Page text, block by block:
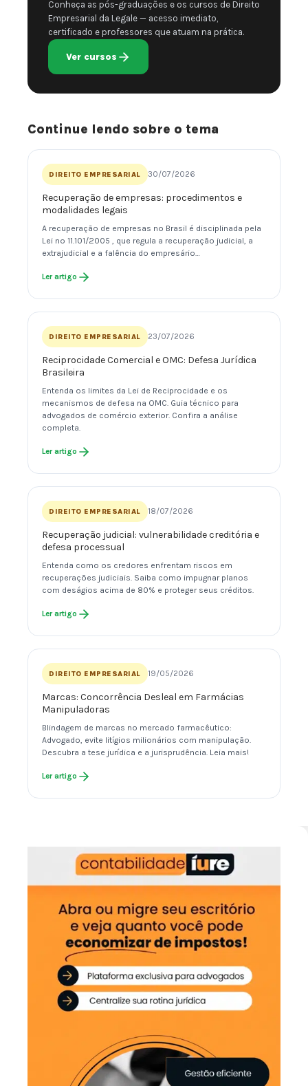
Conheça as pós-graduações e os cursos de Direito
Empresarial da Legale — acesso imediato,
certificado e professores que atuam na prática.
Ver cursos
Continue lendo sobre o tema
DIREITO EMPRESARIAL 30/07/2026
Recuperação de empresas: procedimentos e
modalidades legais
A recuperação de empresas no Brasil é disciplinada pela
Lei nº 11.101/2005 , que regula a recuperação judicial, a
extrajudicial e a falência do empresário…
Ler artigo
DIREITO EMPRESARIAL 23/07/2026
Reciprocidade Comercial e OMC: Defesa Jurídica
Brasileira
Entenda os limites da Lei de Reciprocidade e os
mecanismos de defesa na OMC. Guia técnico para
advogados de comércio exterior. Confira a análise
completa.
Ler artigo
DIREITO EMPRESARIAL 18/07/2026
Recuperação judicial: vulnerabilidade creditória e
defesa processual
Entenda como os credores enfrentam riscos em
recuperações judiciais. Saiba como impugnar planos
com deságios acima de 80% e proteger seus créditos.
Ler artigo
DIREITO EMPRESARIAL 19/05/2026
Marcas: Concorrência Desleal em Farmácias
Manipuladoras
Blindagem de marcas no mercado farmacêutico:
Advogado, evite litígios milionários com manipulação.
Descubra a tese jurídica e a jurisprudência. Leia mais!
Ler artigo